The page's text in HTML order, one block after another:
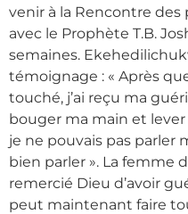
venir à la Rencontre des
avec le Prophète T.B.
semaines.
témoignage : « Après
touché, j’ai reçu ma
bouger ma main et
je ne pouvais pas parler
bien parler ». La femme
remercié Dieu d’avoir
peut maintenant faire